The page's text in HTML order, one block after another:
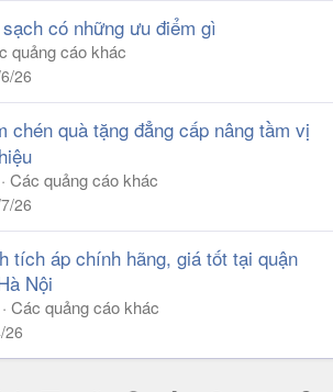
có những ưu điểm gì
quảng cáo khác
26
chén quà tặng đẳng cấp nâng tầm vị
Các quảng cáo khác
26
tích áp chính hãng, giá tốt tại quận
Nội
Các quảng cáo khác
26